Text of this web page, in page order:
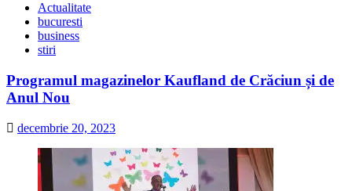
Actualitate
bucuresti
business
stiri
Programul magazinelor Kaufland de Crăciun și de
Anul Nou
decembrie 20, 2023